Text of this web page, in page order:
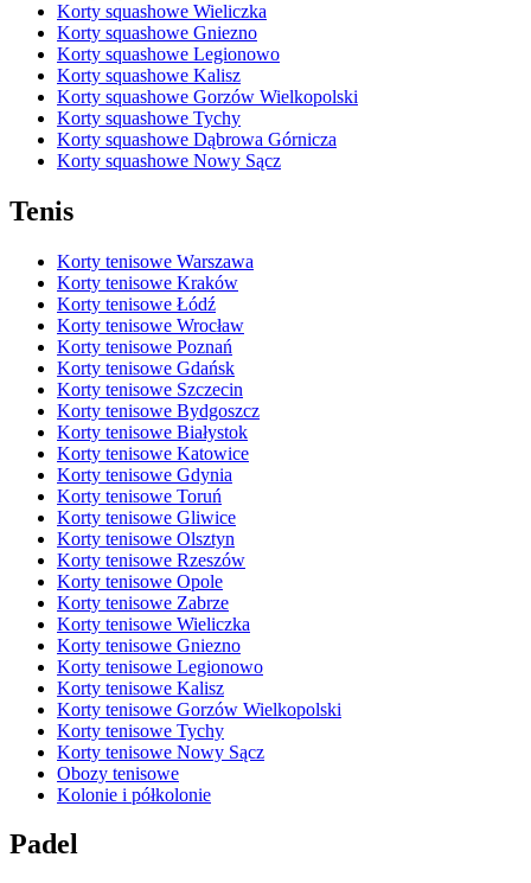
Korty squashowe Wieliczka
Korty squashowe Gniezno
Korty squashowe Legionowo
Korty squashowe Kalisz
Korty squashowe Gorzów Wielkopolski
Korty squashowe Tychy
Korty squashowe Dąbrowa Górnicza
Korty squashowe Nowy Sącz
Tenis
Korty tenisowe Warszawa
Korty tenisowe Kraków
Korty tenisowe Łódź
Korty tenisowe Wrocław
Korty tenisowe Poznań
Korty tenisowe Gdańsk
Korty tenisowe Szczecin
Korty tenisowe Bydgoszcz
Korty tenisowe Białystok
Korty tenisowe Katowice
Korty tenisowe Gdynia
Korty tenisowe Toruń
Korty tenisowe Gliwice
Korty tenisowe Olsztyn
Korty tenisowe Rzeszów
Korty tenisowe Opole
Korty tenisowe Zabrze
Korty tenisowe Wieliczka
Korty tenisowe Gniezno
Korty tenisowe Legionowo
Korty tenisowe Kalisz
Korty tenisowe Gorzów Wielkopolski
Korty tenisowe Tychy
Korty tenisowe Nowy Sącz
Obozy tenisowe
Kolonie i półkolonie
Padel